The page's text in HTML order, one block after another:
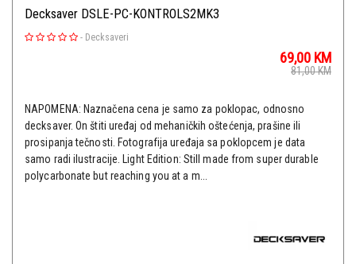
Decksaver DSLE-PC-KONTROLS2MK3
- Decksaveri
69,00 KM
81,00KM
NAPOMENA: Naznačena cena je samo za poklopac, odnosno
decksaver. On štiti uređaj od mehaničkih oštećenja, prašine ili
prosipanja tečnosti. Fotografija uređaja sa poklopcem je data
samo radi ilustracije. Light Edition: Still made from super durable
polycarbonate but reaching you at a m...